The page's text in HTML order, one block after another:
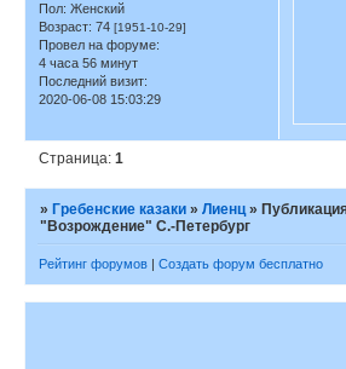
Пол: Женский
Возраст: 74 [1951-10-29]
Провел на форуме:
4 часа 56 минут
Последний визит:
2020-06-08 15:03:29
Страница:1
»Гребенские казаки »Лиенц »
"Возрождение" С.-Петербург
Рейтинг форумов Создать форум бесплатно